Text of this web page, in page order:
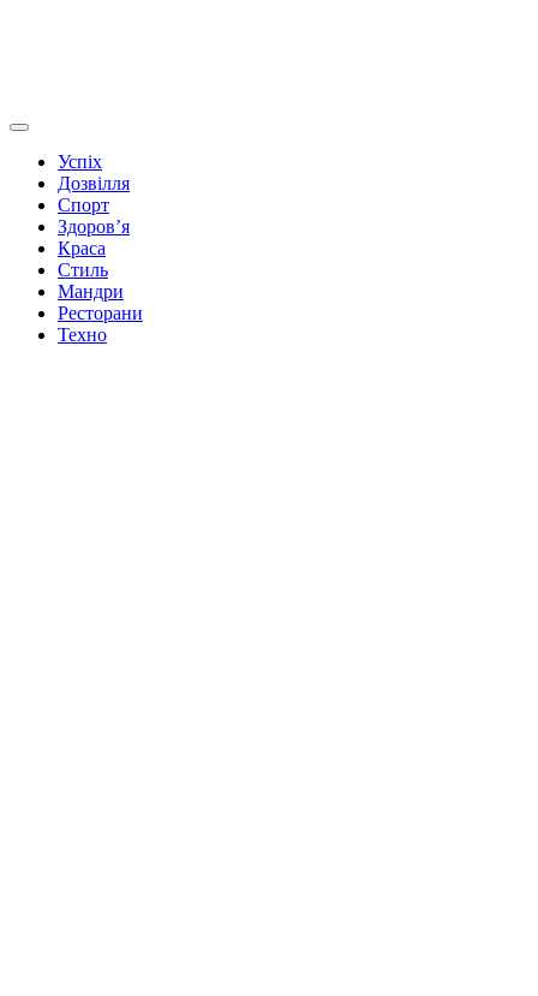
Успіх
Дозвілля
Спорт
Здоров’я
Краса
Стиль
Мандри
Ресторани
Техно